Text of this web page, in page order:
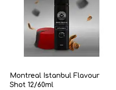
Montreal Istanbul Flavour
Shot 12/60ml